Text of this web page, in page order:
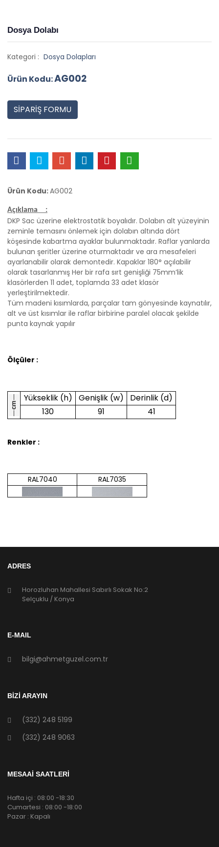
Dosya Dolabı
Kategori : Dosya Dolapları
Ürün Kodu:AG002
SİPARİŞ FORMU
Ürün Kodu:AG002
Açıklama :
DKP Sac üzerine elektrostatik boyalıdır. Dolabın alt yüzeyinin
zeminle temasını önlemek için dolabın altında dört
köşesinde kabartma ayaklar bulunmaktadır. Raflar yanlarda
bulunan şeritler üzerine oturmaktadır ve ara mesafeleri
ayarlanabilir olarak demontedir. Kapaklar 180° açılabilir
olarak tasarlanmış Her bir rafa sırt genişliği 75mm’lik
klasörlerden 11 adet, toplamda 33 adet klasör
yerleştirilmektedir.
Tüm madeni kısımlarda, parçalar tam gönyesinde kaynatılır,
alt ve üst kısımlar ile raflar birbirine paralel olacak şekilde
punta kaynak yapılır
Ölçüler :
Yükseklik (h) Genişlik (w)
Derinlik (d)
130
91 41
Renkler :
RAL7040 RAL7035
ADRES
Horozluhan Mahallesi Sabırlı Sokak No:2
Selçuklu / Konya
E-MAIL
bilgi@ahmetguzel.com.tr
BİZİ ARAYIN
(332) 248 5199
(332) 248 9063
MESAAİ SAATLERİ
Hafta içi : 08:00 -18:30
Cumartesi : 08:00 -18:00
Pazar : Kapalı